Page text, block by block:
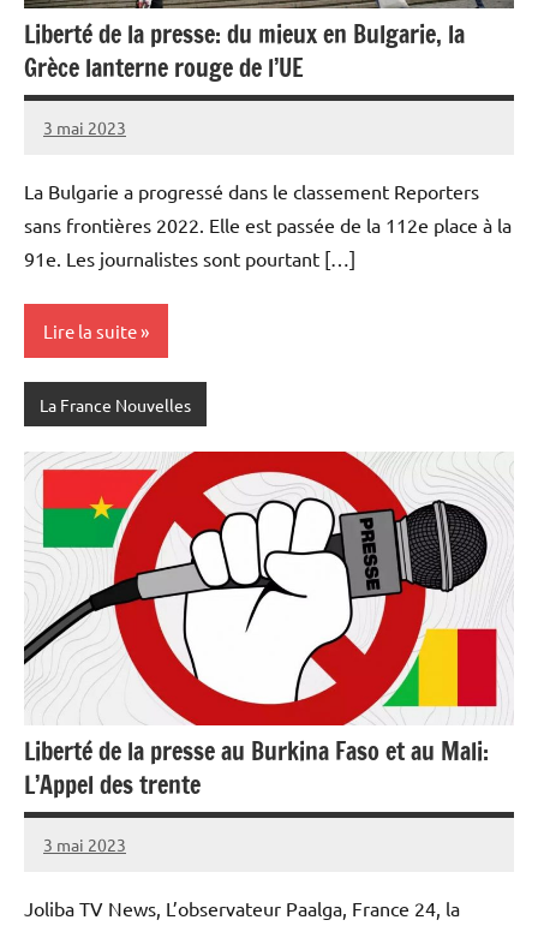
Liberté de la presse: du mieux en Bulgarie, la
Grèce lanterne rouge de l’UE
3 mai 2023
Admins
La Bulgarie a progressé dans le classement Reporters
sans frontières 2022. Elle est passée de la 112e place à la
91e. Les journalistes sont pourtant […]
Lire la suite
La France Nouvelles
Liberté de la presse au Burkina Faso et au Mali:
L’Appel des trente
3 mai 2023
Admins
Joliba TV News, L’observateur Paalga, France 24, la